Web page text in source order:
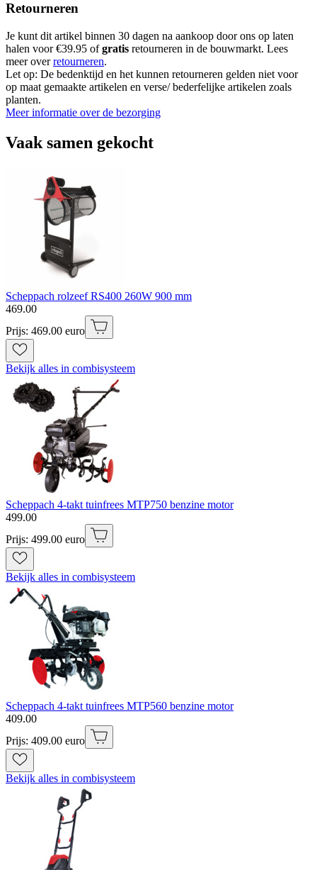
Retourneren
Je kunt dit artikel binnen 30 dagen na aankoop door ons op laten
halen voor €39.95 ofgratis retourneren in de bouwmarkt. Lees
meer overretourneren.
Let op: De bedenktijd en het kunnen retourneren gelden niet voor
op maat gemaakte artikelen en verse/ bederfelijke artikelen zoals
planten.
Meer informatie over de bezorging
Vaak samen gekocht
Scheppach rolzeef RS400 260W 900 mm
469.00
Prijs: 469.00 euro
Bekijk alles in combisysteem
Scheppach 4-takt tuinfrees MTP750 benzine motor
499.00
Prijs: 499.00 euro
Bekijk alles in combisysteem
Scheppach 4-takt tuinfrees MTP560 benzine motor
409.00
Prijs: 409.00 euro
Bekijk alles in combisysteem